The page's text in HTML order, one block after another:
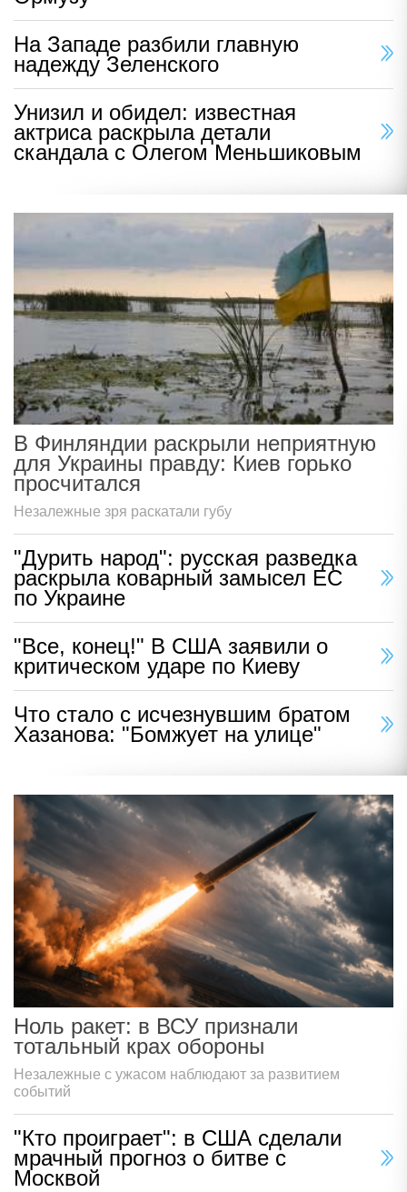
На Западе разбили главную
надежду Зеленского
Унизил и обидел: известная
актриса раскрыла детали
скандала с Олегом Меньшиковым
В Финляндии раскрыли неприятную
для Украины правду: Киев горько
просчитался
Незалежные зря раскатали губу
"Дурить народ": русская разведка
раскрыла коварный замысел ЕС
по Украине
"Все, конец!" В США заявили о
критическом ударе по Киеву
Что стало с исчезнувшим братом
Хазанова: "Бомжует на улице"
Ноль ракет: в ВСУ признали
тотальный крах обороны
Незалежные с ужасом наблюдают за развитием
событий
"Кто проиграет": в США сделали
мрачный прогноз о битве с
Москвой